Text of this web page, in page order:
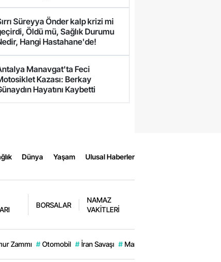
Süreyya Önder kalp krizi mi
Öldü mü, Sağlık Durumu
Hangi Hastahane'de!
Manavgat'ta Feci
Kazası: Berkay
Hayatını Kaybetti
Dünya Yaşam Ulusal Haberler
BORSALAR
NAMAZ
VAKİTLERİ
Zammı # Otomobil # İran Savaşı # Manavgat